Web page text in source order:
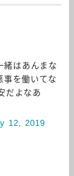
緒はあんまな
事を働いてな
だよなあ
12, 2019